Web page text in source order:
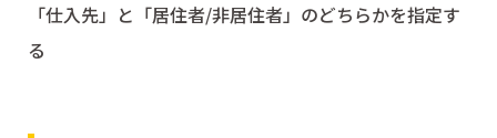
「仕入先」と「居住者/非居住者」のどちらかを指定す
る